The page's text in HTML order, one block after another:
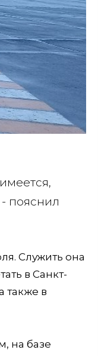
пояснил
Служить она
в Санкт-
также в
на базе